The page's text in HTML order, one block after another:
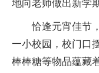
地向老师做出新学
恰逢元宵佳节
一小校园，校门口
棒棒糖等物品蕴藏